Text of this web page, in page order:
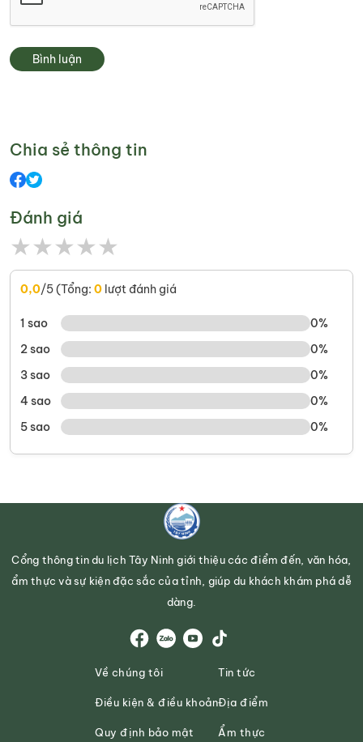
Bình luận
Chia sẻ thông tin
Đánh giá
★★★★★
0,0/5 (Tổng: 0 lượt đánh giá
1 sao
0%
2 sao
0%
3 sao
0%
4 sao
0%
5 sao
0%
Cổng thông tin du lịch Tây Ninh giới thiệu các điểm đến, văn hóa,
ẩm thực và sự kiện đặc sắc của tỉnh, giúp du khách khám phá dễ
dàng.
Về chúng tôi
Điều kiện & điều khoản
Quy định bảo mật
Tin tức
Địa điểm
Ẩm thực